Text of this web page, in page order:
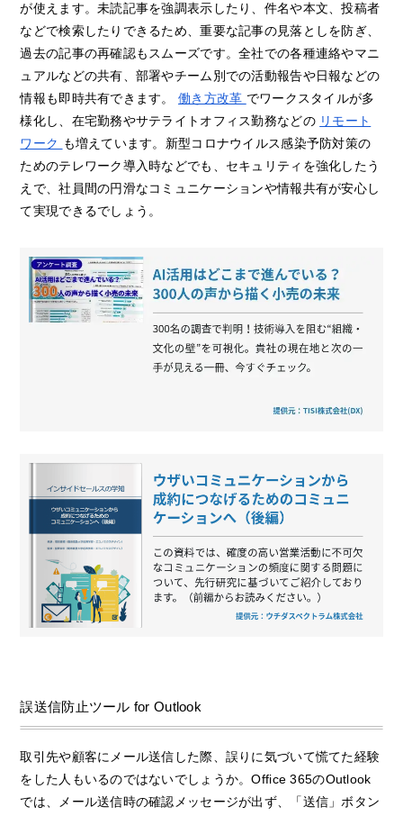
が使えます。未読記事を強調表示したり、件名や本文、投稿者
などで検索したりできるため、重要な記事の見落としを防ぎ、
過去の記事の再確認もスムーズです。全社での各種連絡やマニ
ュアルなどの共有、部署やチーム別での活動報告や日報などの
情報も即時共有できます。働き方改革 でワークスタイルが多
様化し、在宅勤務やサテライトオフィス勤務などの リモート
ワーク も増えています。新型コロナウイルス感染予防対策の
ためのテレワーク導入時などでも、セキュリティを強化したう
えで、社員間の円滑なコミュニケーションや情報共有が安心し
て実現できるでしょう。
誤送信防止ツール for Outlook
取引先や顧客にメール送信した際、誤りに気づいて慌てた経験
をした人もいるのではないでしょうか。Office 365のOutlook
では、メール送信時の確認メッセージが出ず、「送信」ボタン